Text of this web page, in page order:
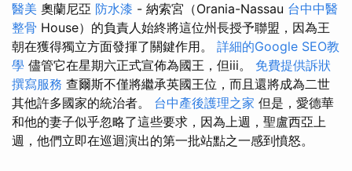
醫美 奧蘭尼亞 防水漆 - 納索宮（Orania-Nassau 台中中醫
整骨 House）的負責人始終將這位州長授予聯盟，因為王
朝在獲得獨立方面發揮了關鍵作用。 詳細的Google SEO教
學 儘管它在星期六正式宣佈為國王，但iii。 免費提供訴狀
撰寫服務 查爾斯不僅將繼承英國王位，而且還將成為二世
其他許多國家的統治者。 台中產後護理之家 但是，愛德華
和他的妻子似乎忽略了這些要求，因為上週，聖盧西亞上
週，他們立即在巡迴演出的第一批站點之一感到憤怒。